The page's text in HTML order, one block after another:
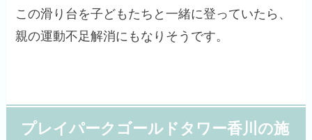
この滑り台を子どもたちと一緒に登っていたら、
親の運動不足解消にもなりそうです。
プレイパークゴールドタワー香川の施